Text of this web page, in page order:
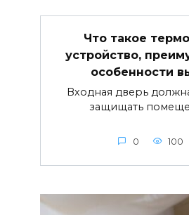
Что такое
устройство,
особенности
Входная дверь
защищать
0 100